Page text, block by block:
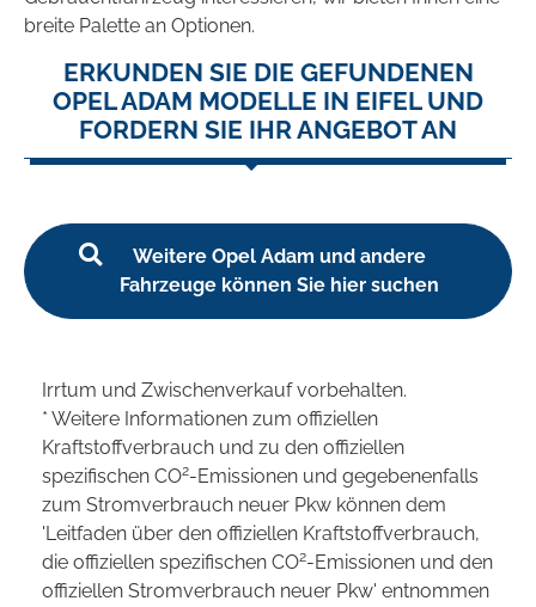
breite Palette an Optionen.
ERKUNDEN SIE DIE GEFUNDENEN
OPEL ADAM MODELLE IN EIFEL UND
FORDERN SIE IHR ANGEBOT AN
Weitere Opel Adam und andere
Fahrzeuge können Sie hier suchen
Irrtum und Zwischenverkauf vorbehalten.
* Weitere Informationen zum offiziellen
Kraftstoffverbrauch und zu den offiziellen
spezifischen CO2-Emissionen und gegebenenfalls
zum Stromverbrauch neuer Pkw können dem
'Leitfaden über den offiziellen Kraftstoffverbrauch,
die offiziellen spezifischen CO2-Emissionen und den
offiziellen Stromverbrauch neuer Pkw' entnommen